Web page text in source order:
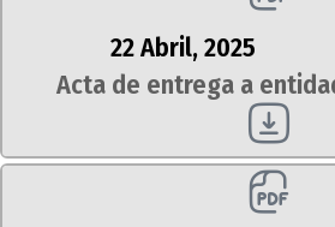
22 Abril, 2025
Acta de entrega a